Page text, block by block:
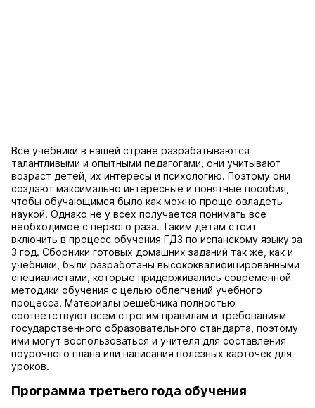
Все учебники в нашей стране разрабатываются
талантливыми и опытными педагогами, они учитывают
возраст детей, их интересы и психологию. Поэтому они
создают максимально интересные и понятные пособия,
чтобы обучающимся было как можно проще овладеть
наукой. Однако не у всех получается понимать все
необходимое с первого раза. Таким детям стоит
включить в процесс обучения ГДЗ по испанскому языку за
3 год. Сборники готовых домашних заданий так же, как и
учебники, были разработаны высококвалифицированными
специалистами, которые придерживались современной
методики обучения с целью облегчений учебного
процесса. Материалы решебника полностью
соответствуют всем строгим правилам и требованиям
государственного образовательного стандарта, поэтому
ими могут воспользоваться и учителя для составления
поурочного плана или написания полезных карточек для
уроков.
Программа третьего года обучения